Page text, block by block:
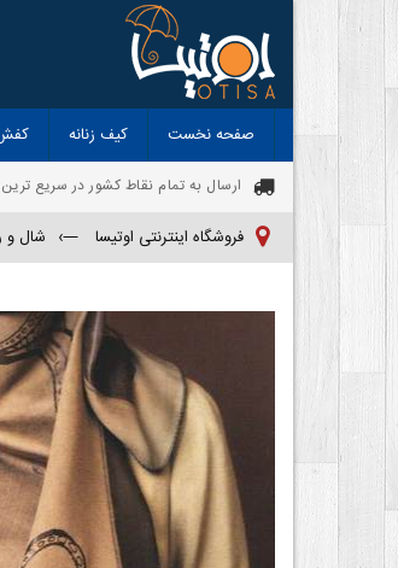
صفحه نخست کیف زنانه کفش
ارسال به تمام نقاط کشور در سریع
فروشگاه اینترنتی اوتیسا —› شال و